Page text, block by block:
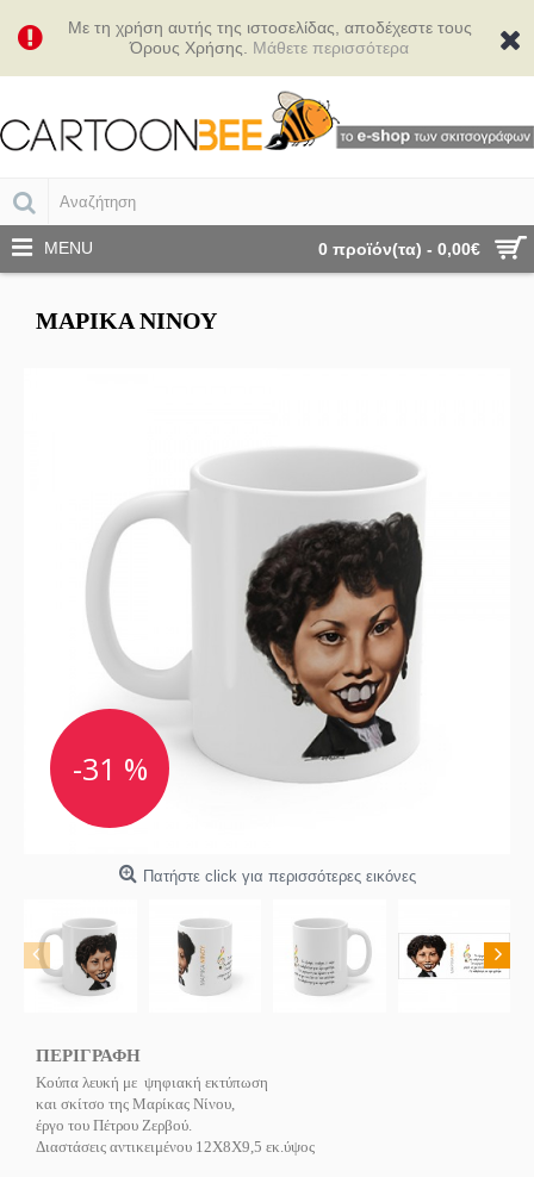
Με τη χρήση αυτής της ιστοσελίδας, αποδέχεστε τους
Όρους Χρήσης. Μάθετε περισσότερα
0 προϊόν(τα) - 0,00€
MENU
ΜΑΡΊΚΑ ΝΊΝΟΥ
-31 %
Πατήστε click για περισσότερες εικόνες
ΠΕΡΙΓΡΑΦΗ
Κούπα λευκή με ψηφιακή εκτύπωση
και σκίτσο της Μαρίκας Νίνου,
έργο του Πέτρου Ζερβού.
Διαστάσεις αντικειμένου 12Χ8Χ9,5 εκ.ύψος